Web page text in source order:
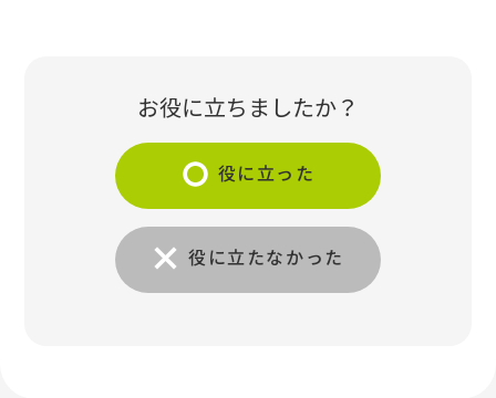
お役に立ちましたか？
役に立った
役に立たなかった